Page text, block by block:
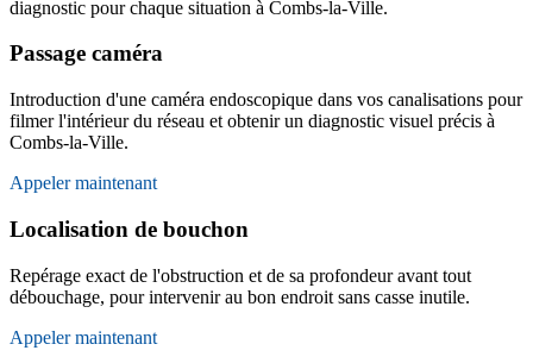
diagnostic pour chaque situation à Combs-la-Ville.
Passage caméra
Introduction d'une caméra endoscopique dans vos canalisations pour
filmer l'intérieur du réseau et obtenir un diagnostic visuel précis à
Combs-la-Ville.
Appeler maintenant
Localisation de bouchon
Repérage exact de l'obstruction et de sa profondeur avant tout
débouchage, pour intervenir au bon endroit sans casse inutile.
Appeler maintenant